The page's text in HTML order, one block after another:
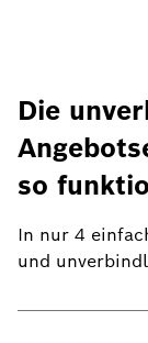
Die
so
In nur 4
und